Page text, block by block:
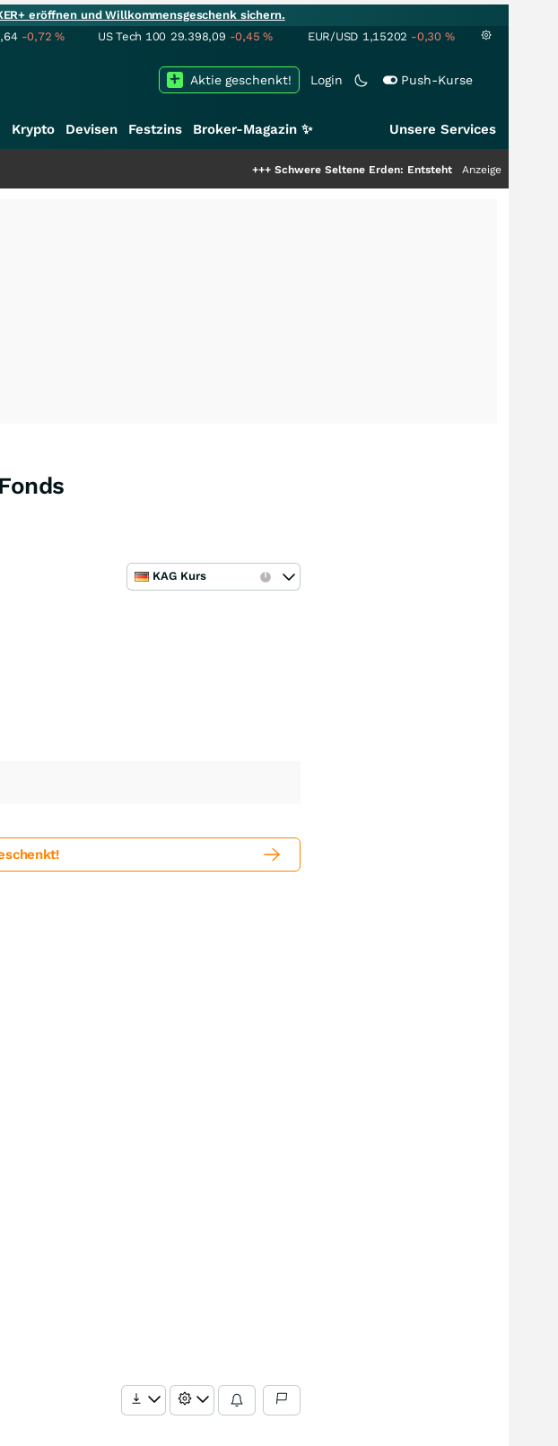
eröffnen und Willkommensgeschenk sichern.
-0,72% US Tech 100 29.398,09 -0,45% EUR/USD 1,15202 -0,30 %
Login Push-Kurse
Aktie geschenkt!
Krypto Devisen Festzins Broker-Magazin ✨ Unsere Services
Schwere Seltene Erden: Entsteht hier die nächste
Anzeige
KAG Kurs